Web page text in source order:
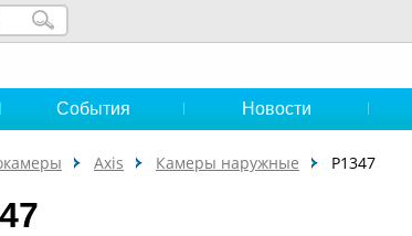
События Новости
Axis Камеры наружные P1347